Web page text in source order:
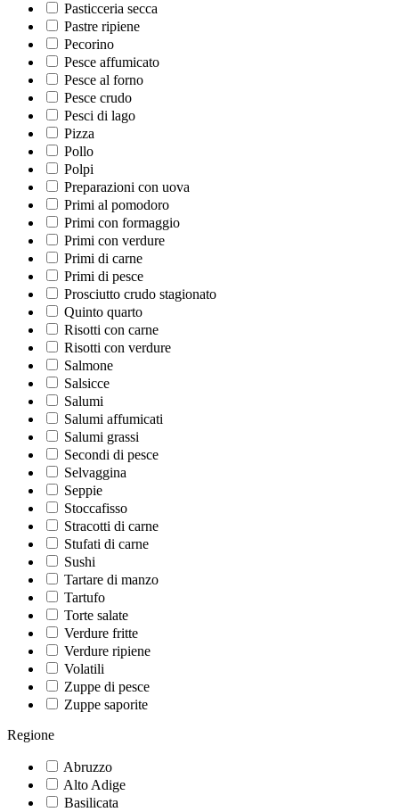
Pasticceria secca
Pastre ripiene
Pecorino
Pesce affumicato
Pesce al forno
Pesce crudo
Pesci di lago
Pizza
Pollo
Polpi
Preparazioni con uova
Primi al pomodoro
Primi con formaggio
Primi con verdure
Primi di carne
Primi di pesce
Prosciutto crudo stagionato
Quinto quarto
Risotti con carne
Risotti con verdure
Salmone
Salsicce
Salumi
Salumi affumicati
Salumi grassi
Secondi di pesce
Selvaggina
Seppie
Stoccafisso
Stracotti di carne
Stufati di carne
Sushi
Tartare di manzo
Tartufo
Torte salate
Verdure fritte
Verdure ripiene
Volatili
Zuppe di pesce
Zuppe saporite
Regione
Abruzzo
Alto Adige
Basilicata